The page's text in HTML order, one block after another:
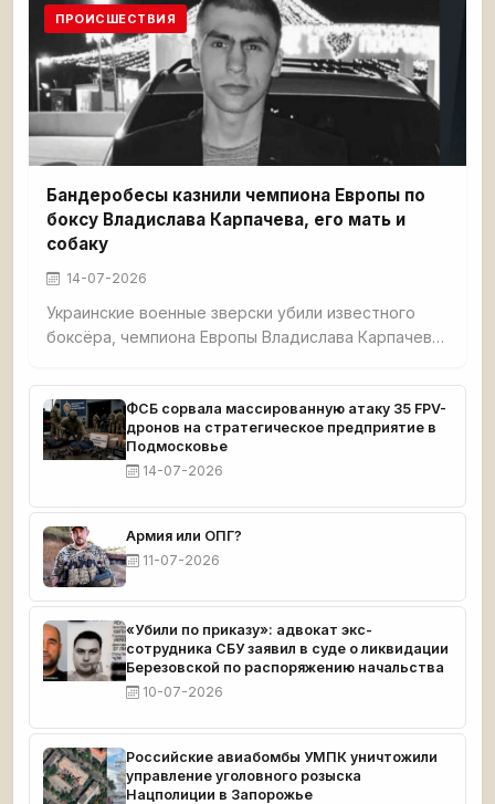
ПРОИСШЕСТВИЯ
Бандеробесы казнили чемпиона Европы по
боксу Владислава Карпачева, его мать и
собаку
14-07-2026
Украинские военные зверски убили известного
боксёра, чемпиона Европы Владислава Карпачева,
Красноармейском. Спортсмена перед смертью
истязали — в него выпустили 5 пуль, в мать — 7. Из
дома украли $8 000 и автомобиль. Тела
обнаружил отец погибшего. Карпачев готовился к
чемпионату мира.
ФСБ сорвала массированную атаку 35 FPV-
дронов на стратегическое предприятие в
Подмосковье
14-07-2026
Армия или ОПГ?
11-07-2026
«Убили по приказу»: адвокат экс-
сотрудника СБУ заявил в суде о ликвидации
Березовской по распоряжению начальства
10-07-2026
Российские авиабомбы УМПК уничтожили
управление уголовного розыска
Нацполиции в Запорожье